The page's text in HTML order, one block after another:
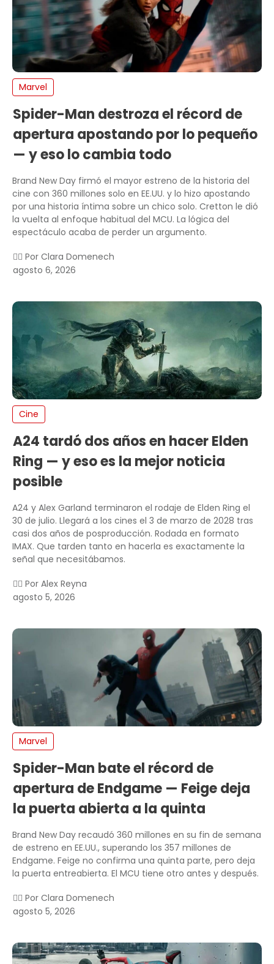
Marvel
Spider-Man destroza el récord de
apertura apostando por lo pequeño
— y eso lo cambia todo
Brand New Day firmó el mayor estreno de la historia del
cine con 360 millones solo en EE.UU. y lo hizo apostando
por una historia íntima sobre un chico solo. Cretton le dió
la vuelta al enfoque habitual del MCU. La lógica del
espectáculo acaba de perder un argumento.
✍🏻 Por Clara Domenech
agosto 6, 2026
Cine
A24 tardó dos años en hacer Elden
Ring — y eso es la mejor noticia
posible
A24 y Alex Garland terminaron el rodaje de Elden Ring el
30 de julio. Llegará a los cines el 3 de marzo de 2028 tras
casi dos años de posproducción. Rodada en formato
IMAX. Que tarden tanto en hacerla es exactamente la
señal que necesitábamos.
✍🏻 Por Alex Reyna
agosto 5, 2026
Marvel
Spider-Man bate el récord de
apertura de Endgame — Feige deja
la puerta abierta a la quinta
Brand New Day recaudó 360 millones en su fin de semana
de estreno en EE.UU., superando los 357 millones de
Endgame. Feige no confirma una quinta parte, pero deja
la puerta entreabierta. El MCU tiene otro antes y después.
✍🏻 Por Clara Domenech
agosto 5, 2026